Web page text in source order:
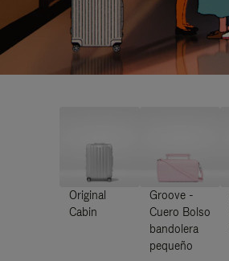
Original
Cabin
Groove -
Cuero Bolso
bandolera
pequeño